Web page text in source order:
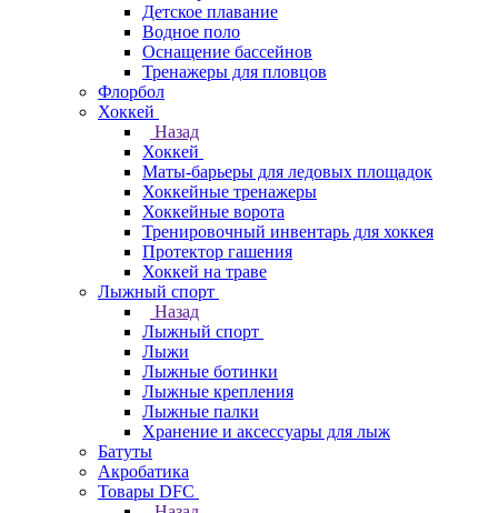
Детское плавание
Водное поло
Оснащение бассейнов
Тренажеры для пловцов
Флорбол
Хоккей
Назад
Хоккей
Маты-барьеры для ледовых площадок
Хоккейные тренажеры
Хоккейные ворота
Тренировочный инвентарь для хоккея
Протектор гашения
Хоккей на траве
Лыжный спорт
Назад
Лыжный спорт
Лыжи
Лыжные ботинки
Лыжные крепления
Лыжные палки
Хранение и аксессуары для лыж
Батуты
Акробатика
Товары DFC